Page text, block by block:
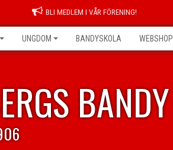
BLI MEDLEM I VÅR FÖRENING!
UNGDOM BANDYSKOLA WEBSHOP
BANDY